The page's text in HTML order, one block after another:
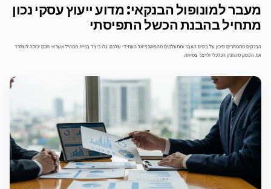
מעבר למונופול הבנקאי: מדוע ייעוץ עסקי נכון
מתחיל בהבנת הכשל התפיסתי
הבנקים מתמחרים סיכון על בסיס העבר ומתעלמים מהפוטנציאל העתידי שלכם. גלו כיצד בניית תמהיל אשראי חכם יכולה לשחרר
את העסק מהחנק הכלכלי ולייצר צמיחה.